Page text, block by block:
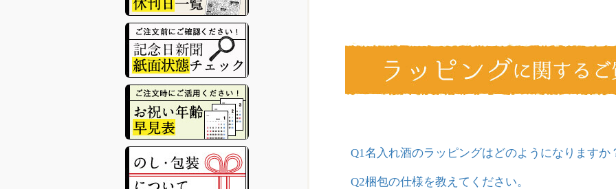
Q1名入れ酒のラッピングはどのようになりますか
Q2梱包の仕様を教えてください。